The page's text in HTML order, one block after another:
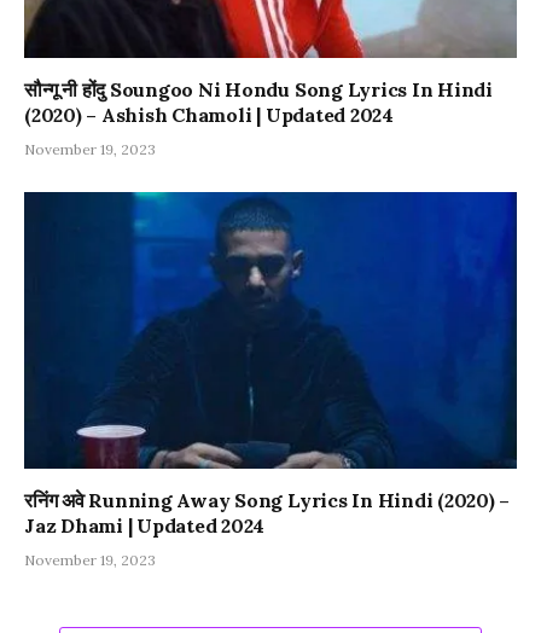
सौन्गू नी होंदु Soungoo Ni Hondu Song Lyrics In Hindi
(2020) – Ashish Chamoli | Updated 2024
November 19, 2023
रनिंग अवे Running Away Song Lyrics In Hindi (2020) –
Jaz Dhami | Updated 2024
November 19, 2023